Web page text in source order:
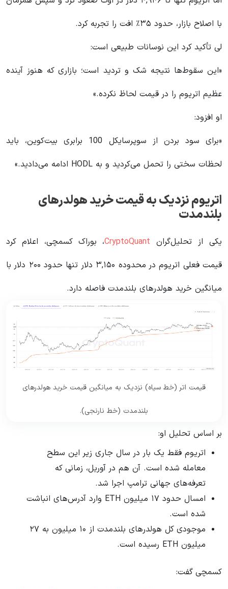
با اصلاح بازار، حدود ۳۵٪ افت را تجربه کرد.
لی تأکید کرد این نوسانات طبیعی است:
«این سقوط‌ها نتیجه شک و تردید است؛ بازاری که هنوز آینده
عظیم اتریوم را در قیمت لحاظ نکرده.»
او افزود:
«برای سود بردن از سوپر‌سایکل 100 برابری بیت‌کوین، باید
لحظات سختی را تحمل می‌کردید و به HODL ادامه می‌دادید.»
اتریوم نزدیک به قیمت خرید هولدرهای
بلندمدت
یکی از تحلیل‌گران CryptoQuant، بوراک کسمچی، اعلام کرد
قیمت فعلی اتریوم در محدوده ۳,۱۵۰ دلار تنها حدود ۲۰۰ دلار با
میانگین خرید هولدرهای بلندمدت فاصله دارد.
قیمت اتر (خط سیاه) نزدیک به میانگین قیمت خرید هولدرهای
بلندمدت (خط نارنجی).
بر اساس تحلیل او:
اتریوم فقط یک بار در سال جاری زیر این سطح
معامله شده است. آن هم در آوریل، زمانی که
تعرفه‌های جهانی ترامپ اجرا شد.
امسال حدود ۱۷ میلیون ETH وارد آدرس‌های انباشت
شده است.
موجودی کل هولدرهای بلندمدت از ۱۰ میلیون به ۲۷
میلیون ETH رسیده است.
کسمچی گفت: